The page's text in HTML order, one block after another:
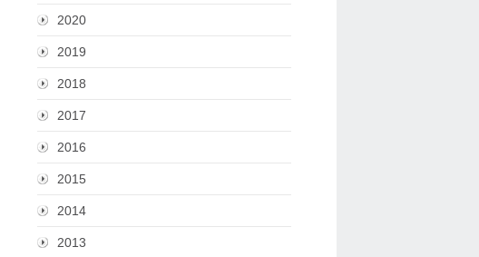
2020
2019
2018
2017
2016
2015
2014
2013